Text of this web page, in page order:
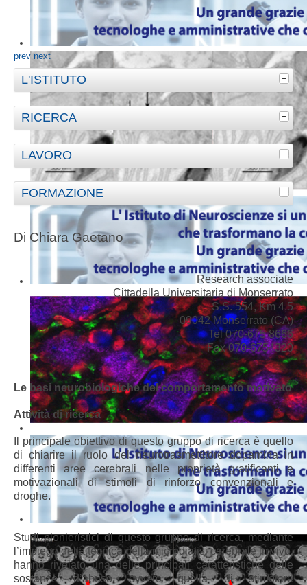
prev next
L'ISTITUTO
RICERCA
LAVORO
FORMAZIONE
Di Chiara Gaetano
Research associate
Cittadel la Universitaria di Monserrato
S.S. 554, Km 4,5
09042 Monserrato (CA)
Tel 070-675 8666
Fax 070-6754320
Le basi neurobiologiche del comportamento motivato
Attività di ricerca
Il principale obiettivo di questo gruppo di ricerca è quello
di chiarire il ruolo del neurotrasmettitore dopamina in
differenti aree cerebrali nelle proprietà gratificanti e
motivazionali di stimoli di rinforzo convenzionali e
droghe.
Studi pionieristici di questo gruppo di ricerca, mediante
l’impiego della tecnica della microdialisi cerebrale in vivo,
hanno rivelato una delle principali caratteristiche delle
sostanze d’abuso ovvero quella di stimolare